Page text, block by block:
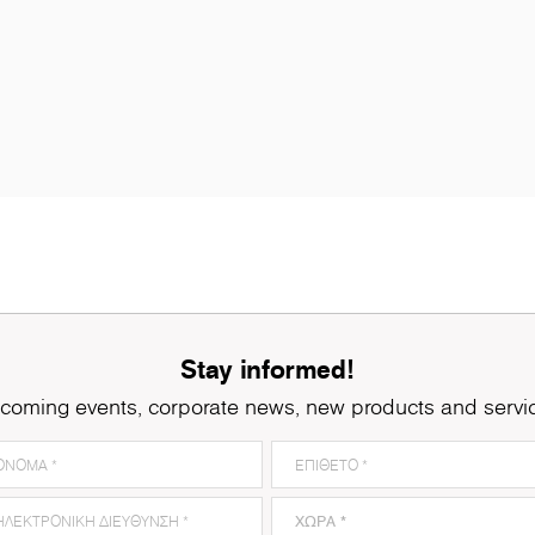
Stay informed!
events, corporate news, new products and